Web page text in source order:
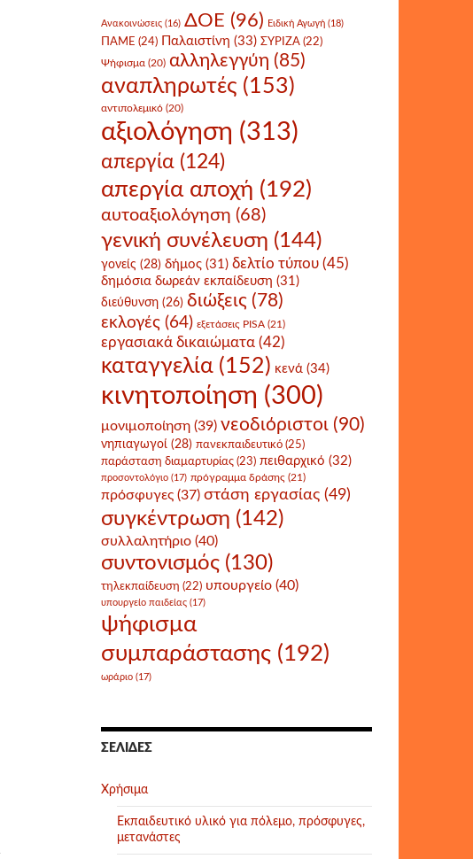
Ανακοινώσεις (16) ΔΟΕ (96) Ειδική Αγωγή (18)
ΠΑΜΕ (24) Παλαιστίνη (33) ΣΥΡΙΖΑ (22)
Ψήφισμα (20) αλληλεγγύη (85)
αναπληρωτές (153)
αντιπολεμικό (20)
αξιολόγηση (313)
απεργία (124)
απεργία αποχή (192)
αυτοαξιολόγηση (68)
γενική συνέλευση (144)
γονείς (28) δήμος (31) δελτίο τύπου (45)
δημόσια δωρεάν εκπαίδευση (31)
διεύθυνση (26) διώξεις (78)
εκλογές (64) εξετάσεις PISA (21)
εργασιακά δικαιώματα (42)
καταγγελία (152) κενά (34)
κινητοποίηση (300)
μονιμοποίηση (39) νεοδιόριστοι (90)
νηπιαγωγοί (28) πανεκπαιδευτικό (25)
παράσταση διαμαρτυρίας (23) πειθαρχικό (32)
προσοντολόγιο (17) πρόγραμμα δράσης (21)
πρόσφυγες (37) στάση εργασίας (49)
συγκέντρωση (142)
συλλαλητήριο (40)
συντονισμός (130)
τηλεκπαίδευση (22) υπουργείο (40)
υπουργείο παιδείας (17)
ψήφισμα
συμπαράστασης (192)
ωράριο (17)
ΣΕΛΊΔΕΣ
Χρήσιμα
Εκπαιδευτικό υλικό για πόλεμο, πρόσφυγες,
μετανάστες